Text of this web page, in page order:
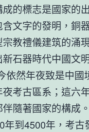
的標志是國家的
文字的發明，銅
教禮儀建筑的涌
石器時代中國文
依然年夜致是中國
考古區系；這六
隨著國家的構成
年到4500年，考古